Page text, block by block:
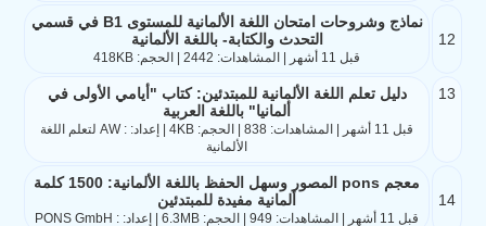
12
نماذج وشروحات امتحان اللغة الألمانية للمستوى B1 في قسمي
التحدث والكتابة- باللغة الألمانية
قبل 11 أشهر | المشاهدات: 2442 | الحجم: 418KB
13
دليل تعلم اللغة الألمانية للمبتدئين: كتاب "أيامي الأولى في
ألمانيا" باللغة العربية
قبل 11 أشهر | المشاهدات: 838 | الحجم: 4KB | إعداد: : AW لتعلم اللغة
الألمانية
14
معجم pons المصور وسهل الحفظ باللغة الألمانية: 1500 كلمة
ألمانية مفيدة للمبتدئين
قبل 11 أشهر | المشاهدات: 949 | الحجم: 6.3MB | إعداد: : PONS GmbH